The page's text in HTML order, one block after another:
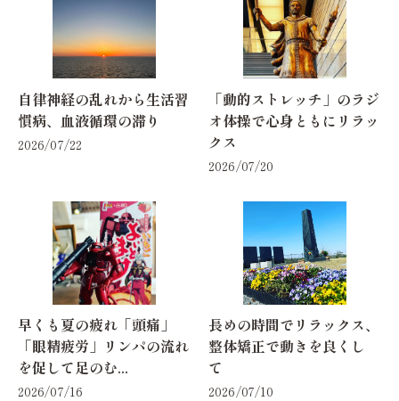
自律神経の乱れから生活習
慣病、血液循環の滞り
2026/07/22
「動的ストレッチ」のラジ
オ体操で心身ともにリラッ
クス
2026/07/20
早くも夏の疲れ「頭痛」
「眼精疲労」リンパの流れ
を促して足のむ...
2026/07/16
長めの時間でリラックス、
整体矯正で動きを良くし
て
2026/07/10